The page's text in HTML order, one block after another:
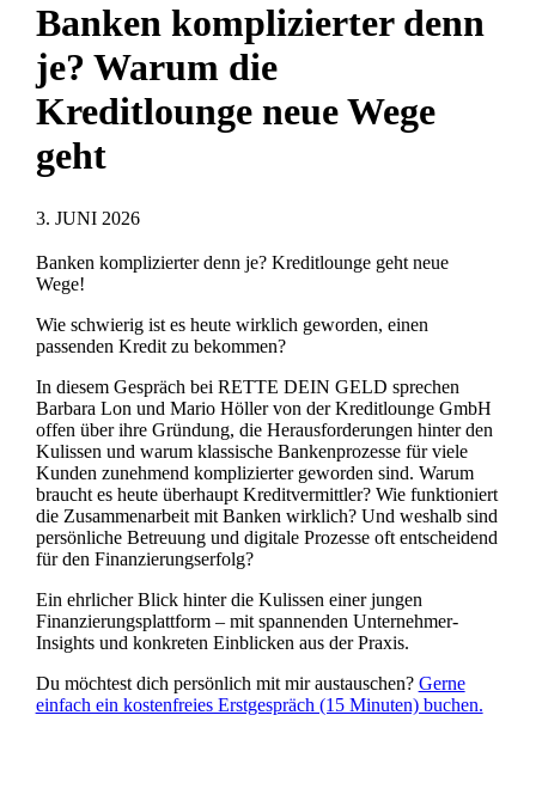
Banken komplizierter denn
je? Warum die
Kreditlounge neue Wege
geht
3. JUNI 2026
Banken komplizierter denn je? Kreditlounge geht neue
Wege!
Wie schwierig ist es heute wirklich geworden, einen
passenden Kredit zu bekommen?
In diesem Gespräch bei RETTE DEIN GELD sprechen
Barbara Lon und Mario Höller von der Kreditlounge GmbH
offen über ihre Gründung, die Herausforderungen hinter den
Kulissen und warum klassische Bankenprozesse für viele
Kunden zunehmend komplizierter geworden sind. Warum
braucht es heute überhaupt Kreditvermittler? Wie funktioniert
die Zusammenarbeit mit Banken wirklich? Und weshalb sind
persönliche Betreuung und digitale Prozesse oft entscheidend
für den Finanzierungserfolg?
Ein ehrlicher Blick hinter die Kulissen einer jungen
Finanzierungsplattform – mit spannenden Unternehmer-
Insights und konkreten Einblicken aus der Praxis.
Du möchtest dich persönlich mit mir austauschen? Gerne
einfach ein kostenfreies Erstgespräch (15 Minuten) buchen.